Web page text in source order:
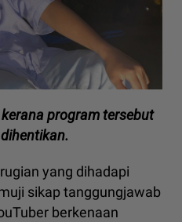
program tersebut
yang dihadapi
sikap tanggungjawab
berkenaan